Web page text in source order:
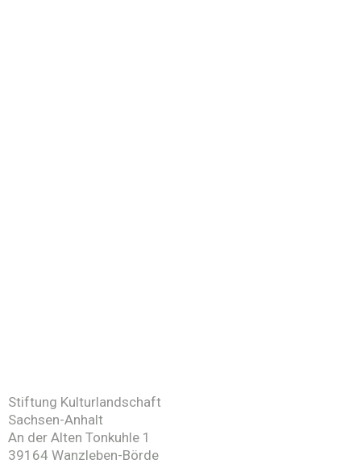
Stiftung Kulturlandschaft
Sachsen-Anhalt
An der Alten Tonkuhle 1
39164 Wanzleben-Börde